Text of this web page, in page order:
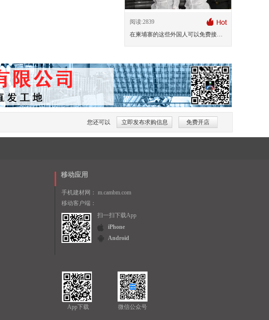
阅读:2839
在柬埔寨的这些外国人可以免费接种新冠疫苗
您还可以 立即发布求购信息 免费开店
移动应用
手机建材网： m.cambm.com
移动客户端：
扫一扫下载App
iPhone
Android
App下载 微信公众号